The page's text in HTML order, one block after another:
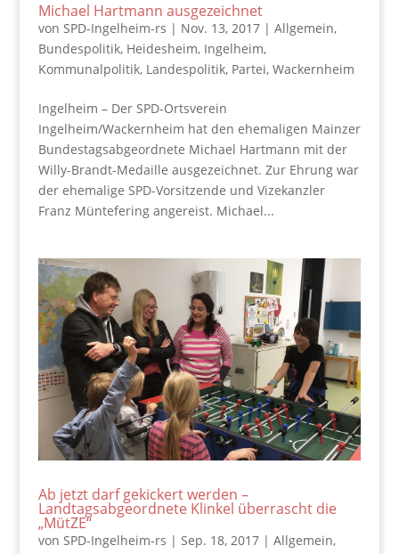
Michael Hartmann ausgezeichnet
von SPD-Ingelheim-rs | Nov. 13, 2017| Allgemein,
Bundespolitik, Heidesheim, Ingelheim,
Kommunalpolitik, Landespolitik, Partei, Wackernheim
Ingelheim – Der SPD-Ortsverein
Ingelheim/Wackernheim hat den ehemaligen Mainzer
Bundestagsabgeordnete Michael Hartmann mit der
Willy-Brandt-Medaille ausgezeichnet. Zur Ehrung war
der ehemalige SPD-Vorsitzende und Vizekanzler
Franz Müntefering angereist. Michael...
Ab jetzt darf gekickert werden –
Landtagsabgeordnete Klinkel überrascht die
„MütZE“
von SPD-Ingelheim-rs | Sep. 18, 2017| Allgemein,